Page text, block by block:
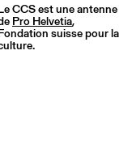
CCS est une antenne
Pro Helvetia,
suisse pour la